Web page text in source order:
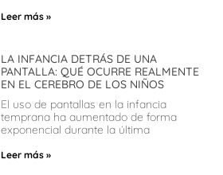
Leer más »
LA INFANCIA DETRÁS DE UNA
PANTALLA: QUÉ OCURRE REALMENTE
EN EL CEREBRO DE LOS NIÑOS
El uso de pantallas en la infancia
temprana ha aumentado de forma
exponencial durante la última
Leer más »